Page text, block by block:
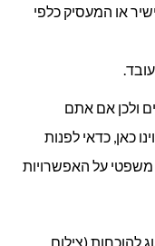
או המעסיק כלפי
ולכן אם אתם
כאן, כדאי לפנות
משפטי על האפשרויות
להוכחות (צילום,